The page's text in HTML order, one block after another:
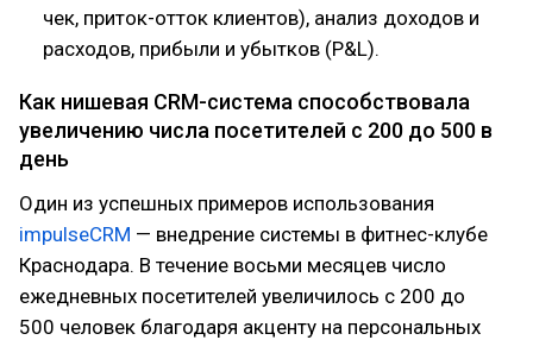
чек, приток-отток клиентов), анализ доходов и
расходов, прибыли и убытков (P&L).
Как нишевая CRM-система способствовала
увеличению числа посетителей с 200 до 500 в
день
Один из успешных примеров использования
impulseCRM — внедрение системы в фитнес-клубе
Краснодара. В течение восьми месяцев число
ежедневных посетителей увеличилось с 200 до
500 человек благодаря акценту на персональных